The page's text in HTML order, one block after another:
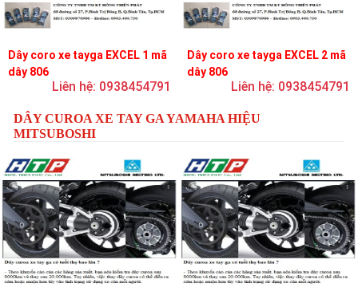
Dây coro xe tayga EXCEL 1 mã
dây 806
Liên hệ: 0938454791
Dây coro xe tayga EXCEL 2 mã
dây 806
Liên hệ: 0938454791
DÂY CUROA XE TAY GA YAMAHA HIỆU
MITSUBOSHI